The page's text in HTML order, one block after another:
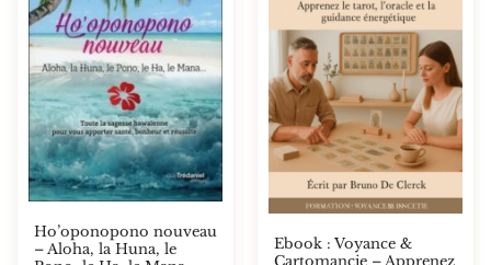
Ho’oponopono nouveau
– Aloha, la Huna, le
Ebook : Voyance &